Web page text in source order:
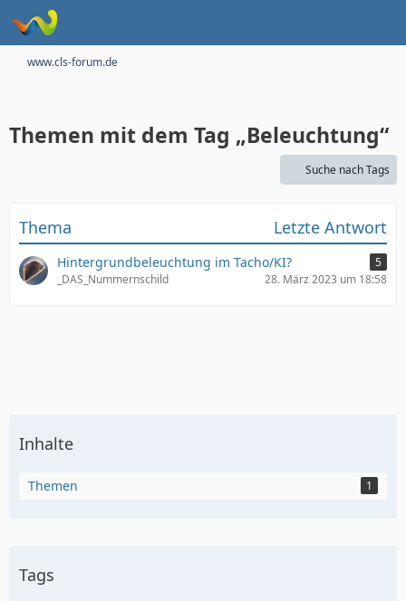
www.cls-forum.de
Themen mit dem Tag „Beleuchtung“
Suche nach Tags
Thema Letzte Antwort
Hintergrundbeleuchtung im Tacho/KI?
5
_DAS_Nummernschild
28. März 2023 um 18:58
Inhalte
Themen 1
Tags